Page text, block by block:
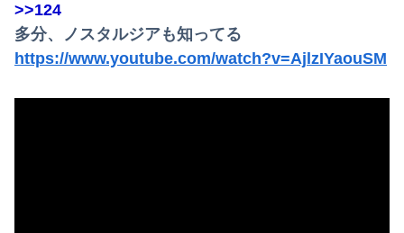
>>124
多分、ノスタルジアも知ってる
https://www.youtube.com/watch?v=AjlzIYaouSM